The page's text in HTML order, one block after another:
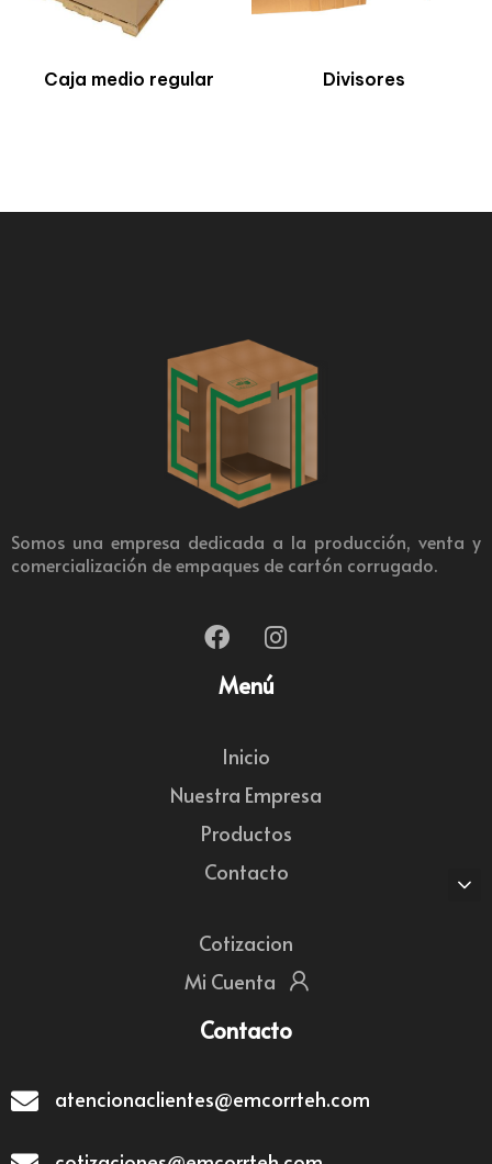
Caja medio regular Divisores
Somos una empresa dedicada a la producción, venta y
comercialización de empaques de cartón corrugado.
Menú
Inicio
Nuestra Empresa
Productos
Contacto
Cotizacion
Mi Cuenta
Contacto
atencionaclientes@emcorrteh.com